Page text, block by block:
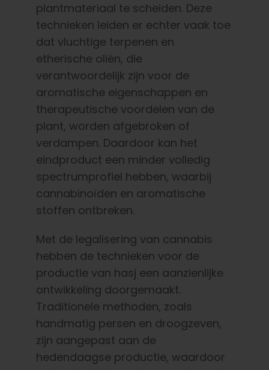
plantmateriaal te scheiden. Deze
technieken leiden er echter vaak toe
dat vluchtige terpenen en
etherische oliën, die
verantwoordelijk zijn voor de
aromatische eigenschappen en
therapeutische voordelen van de
plant, worden afgebroken of
verdampen. Daardoor kan het
eindproduct een minder volledig
spectrumprofiel hebben, waarbij
cannabinoïden en aromatische
stoffen ontbreken.
Met de legalisering van cannabis
hebben de technieken voor de
productie van hasj een aanzienlijke
ontwikkeling doorgemaakt.
Traditionele methoden, zoals
handmatig persen en droogzeven,
zijn aangepast aan de
hedendaagse productie, waardoor